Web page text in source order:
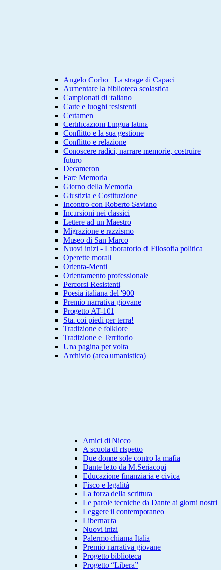
Angelo Corbo - La strage di Capaci
Aumentare la biblioteca scolastica
Campionati di italiano
Carte e luoghi resistenti
Certamen
Certificazioni Lingua latina
Conflitto e la sua gestione
Conflitto e relazione
Conoscere radici, narrare memorie, costruire
futuro
Decameron
Fare Memoria
Giorno della Memoria
Giustizia e Costituzione
Incontro con Roberto Saviano
Incursioni nei classici
Lettere ad un Maestro
Migrazione e razzismo
Museo di San Marco
Nuovi inizi - Laboratorio di Filosofia politica
Operette morali
Orienta-Menti
Orientamento professionale
Percorsi Resistenti
Poesia italiana del '900
Premio narrativa giovane
Progetto AT-101
Stai coi piedi per terra!
Tradizione e folklore
Tradizione e Territorio
Una pagina per volta
Archivio (area umanistica)
Amici di Nicco
A scuola di rispetto
Due donne sole contro la mafia
Dante letto da M.Seriacopi
Educazione finanziaria e civica
Fisco e legalità
La forza della scrittura
Le parole tecniche da Dante ai giorni nostri
Leggere il contemporaneo
Libernauta
Nuovi inizi
Palermo chiama Italia
Premio narrativa giovane
Progetto biblioteca
Progetto “Libera”